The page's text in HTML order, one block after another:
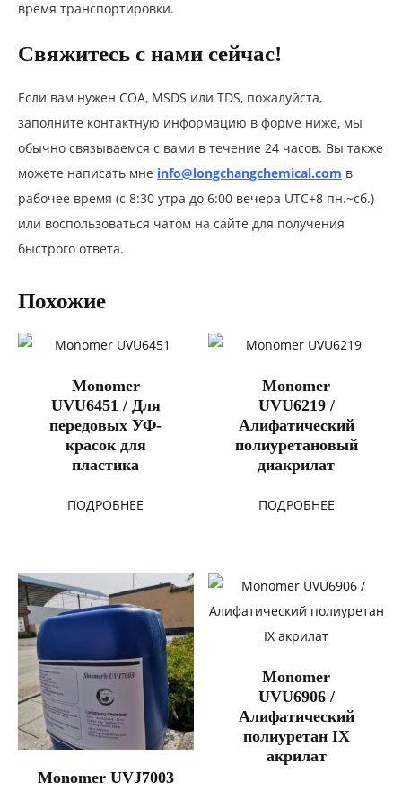
время транспортировки.
Свяжитесь с нами сейчас!
Если вам нужен COA, MSDS или TDS, пожалуйста,
заполните контактную информацию в форме ниже, мы
обычно связываемся с вами в течение 24 часов. Вы также
можете написать мне info@longchangchemical.com в
рабочее время (с 8:30 утра до 6:00 вечера UTC+8 пн.~сб.)
или воспользоваться чатом на сайте для получения
быстрого ответа.
Похожие
Monomer
UVU6451 / Для
передовых УФ-
красок для
пластика
ПОДРОБНЕЕ
Monomer
UVU6219 /
Алифатический
полиуретановый
диакрилат
ПОДРОБНЕЕ
Monomer UVJ7003
Monomer
UVU6906 /
Алифатический
полиуретан IX
акрилат